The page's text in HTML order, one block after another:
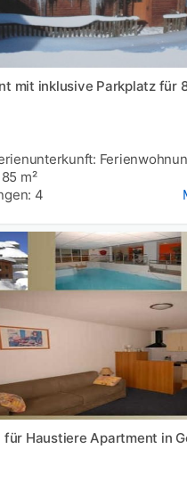
mit inklusive Parkplatz für
85 m²
4
für Haustiere Apartment in